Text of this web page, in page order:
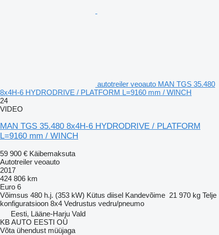
autotreiler veoauto MAN TGS 35.480
8x4H-6 HYDRODRIVE / PLATFORM L=9160 mm / WINCH
24
VIDEO
MAN TGS 35.480 8x4H-6 HYDRODRIVE / PLATFORM
L=9160 mm / WINCH
59 900 € Käibemaksuta
Autotreiler veoauto
2017
424 806 km
Euro 6
Võimsus 480 h.j. (353 kW) Kütus diisel Kandevõime 21 970 kg Telje
konfiguratsioon 8x4 Vedrustus vedru/pneumo
Eesti, Lääne-Harju Vald
KB AUTO EESTI OÜ
Võta ühendust müüjaga